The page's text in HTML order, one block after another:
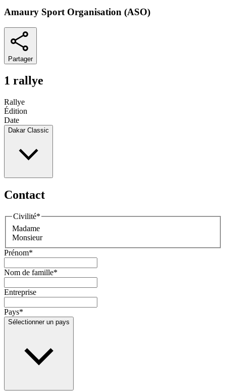
Amaury Sport Organisation (ASO)
Partager
1 rallye
Rallye
Édition
Date
Dakar Classic
Contact
Civilité*
Madame
Monsieur
Prénom*
Nom de famille*
Entreprise
Pays*
Sélectionner un pays